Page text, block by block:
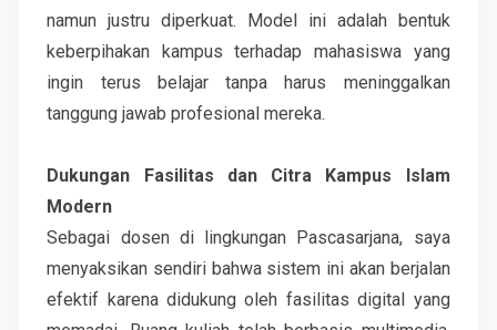
namun justru diperkuat. Model ini adalah bentuk
keberpihakan kampus terhadap mahasiswa yang
ingin terus belajar tanpa harus meninggalkan
tanggung jawab profesional mereka.
Dukungan Fasilitas dan Citra Kampus Islam
Modern
Sebagai dosen di lingkungan Pascasarjana, saya
menyaksikan sendiri bahwa sistem ini akan berjalan
efektif karena didukung oleh fasilitas digital yang